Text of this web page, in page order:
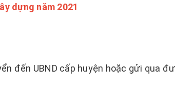
dựng năm 2021
đến UBND cấp huyện hoặc gửi qua